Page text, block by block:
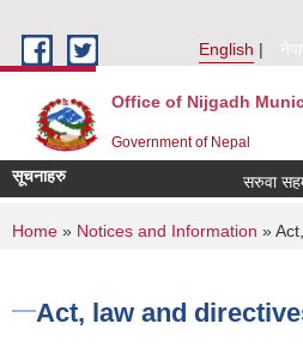
English
Office of Nijgadh
Government of Nepal
सूचनाहरु सरुवा
You are here
Home » Notices and Information »
Act, law and